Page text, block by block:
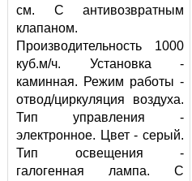
см. С антивозвратным
клапаном.
Производительность 1000
куб.м/ч. Установка -
каминная. Режим работы -
отвод/циркуляция воздуха.
Тип управления -
электронное. Цвет - серый.
Тип освещения -
галогенная лампа. С